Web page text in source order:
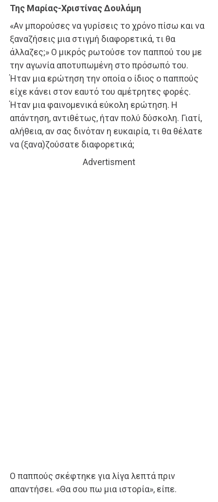
Της Μαρίας-Χριστίνας Δουλάμη
«Αν μπορούσες να γυρίσεις το χρόνο πίσω και να
ξαναζήσεις μια στιγμή διαφορετικά, τι θα
άλλαζες;» Ο μικρός ρωτούσε τον παππού του με
την αγωνία αποτυπωμένη στο πρόσωπό του.
Ήταν μια ερώτηση την οποία ο ίδιος ο παππούς
είχε κάνει στον εαυτό του αμέτρητες φορές.
Ήταν μια φαινομενικά εύκολη ερώτηση. Η
απάντηση, αντιθέτως, ήταν πολύ δύσκολη. Γιατί,
αλήθεια, αν σας δινόταν η ευκαιρία, τι θα θέλατε
να (ξανα)ζούσατε διαφορετικά;
Advertisment
Ο παππούς σκέφτηκε για λίγα λεπτά πριν
απαντήσει. «Θα σου πω μια ιστορία», είπε.